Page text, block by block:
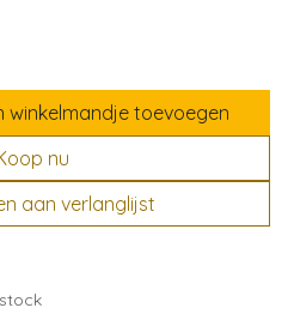
winkelmandje toevoegen
nu
aan verlanglijst